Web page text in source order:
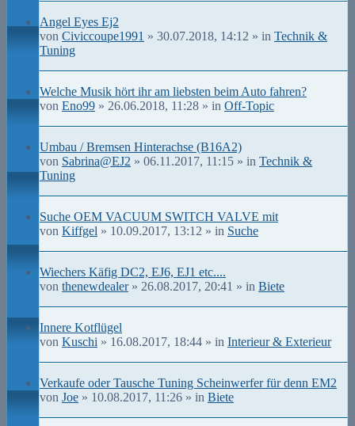
Angel Eyes Ej2
von Civiccoupe1991 » 30.07.2018, 14:12 » in Technik &
Tuning
Welche Musik hört ihr am liebsten beim Auto fahren?
von Eno99 » 26.06.2018, 11:28 » in Off-Topic
Umbau / Bremsen Hinterachse (B16A2)
von Sabrina@EJ2 » 06.11.2017, 11:15 » in Technik &
Tuning
Suche OEM VACUUM SWITCH VALVE mit
von Kiffgel » 10.09.2017, 13:12 » in Suche
Wiechers Käfig DC2, EJ6, EJ1 etc....
von thenewdealer» 26.08.2017, 20:41 » in Biete
Innere Kotflügel
von Kuschi » 16.08.2017, 18:44 » in Interieur & Exterieur
Verkaufe oder Tausche Tuning Scheinwerfer für denn EM2
von Joe » 10.08.2017, 11:26 » in Biete